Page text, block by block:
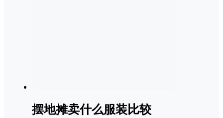
摆地摊卖什么服装比较